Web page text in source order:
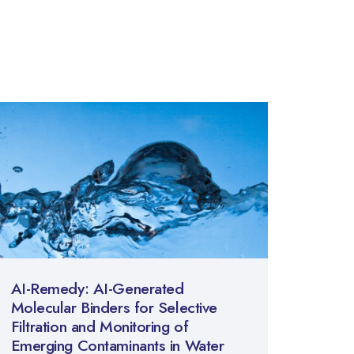
AI-Remedy: AI-Generated
Molecular Binders for Selective
Filtration and Monitoring of
Emerging Contaminants in Water